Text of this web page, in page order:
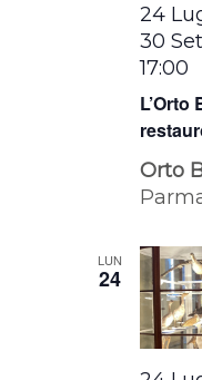
24
30
17:00
Orto
LUN
24